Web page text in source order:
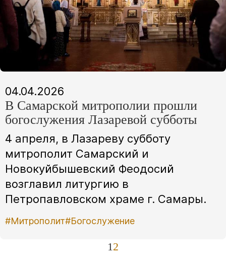
04.04.2026
В Самарской митрополии прошли
богослужения Лазаревой субботы
4 апреля, в Лазареву субботу
митрополит Самарский и
Новокуйбышевский Феодосий
возглавил литургию в
Петропавловском храме г. Самары.
#Митрополит#Богослужение
12